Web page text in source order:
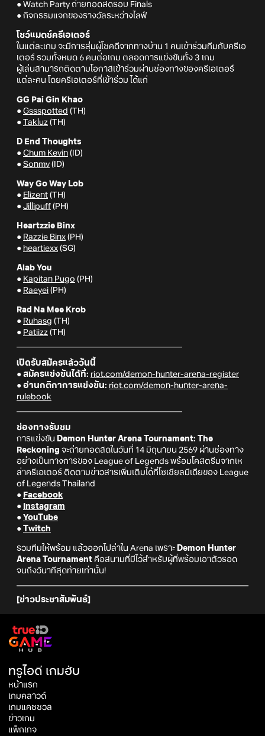
● Watch Party ถ่ายทอดสดรอบ Finals
● กิจกรรมแจกของรางวัลระหว่างไลฟ์
โชว์แมตช์ครีเอเตอร์
ในแต่ละเกม จะมีการสุ่มผู้โชคดีจากทางบ้าน 1 คนเข้าร่วมทีมกับครีเอ
เตอร์ รวมทั้งหมด 6 คนต่อเกม ตลอดการแข่งขันทั้ง 3 เกม
ผู้เล่นสามารถติดตามโอกาสเข้าร่วมผ่านช่องทางของครีเอเตอร์
แต่ละคน โดยครีเอเตอร์ที่เข้าร่วม ได้แก่
GG Pai Gin Khao
● Gssspotted (TH)
● Takluz (TH)
D End Thoughts
● Chum Kevin (ID)
● Sonmv (ID)
Way Go Way Lob
● Elizent (TH)
● Jillipuff (PH)
Heartzzie Binx
● Razzie Binx (PH)
● heartiexx (SG)
Alab You
● Kapitan Pugo (PH)
● Raeyei (PH)
Rad Na Mee Krob
● Ruhasg (TH)
● Patiizz (TH)
เปิดรับสมัครแล้ววันนี้
● สมัครแข่งขันได้ที่: riot.com/demon-hunter-arena-register
● อ่านกติกาการแข่งขัน: riot.com/demon-hunter-arena-
rulebook
ช่องทางรับชม
การแข่งขัน Demon Hunter Arena Tournament: The
Reckoning จะถ่ายทอดสดในวันที่ 14 มิถุนายน 2569 ผ่านช่องทาง
อย่างเป็นทางการของ League of Legends พร้อมโคสตรีมจากเห
ล่าครีเอเตอร์ ติดตามข่าวสารเพิ่มเติมได้ที่โซเชียลมีเดียของ League
of Legends Thailand
● Facebook
● Instagram
● YouTube
●
Twitch
รวมทีมให้พร้อม แล้วออกไปล่าใน Arena เพราะ Demon Hunter
Arena Tournament คือสนามที่มีไว้สำหรับผู้ที่พร้อมเอาตัวรอด
จนถึงวินาทีสุดท้ายเท่านั้น!
[ข่าวประชาสัมพันธ์]
ทรูไอดี เกมฮับ
หน้าแรก
เกมคลาวด์
เกมแคชชวล
ข่าวเกม
แพ็กเกจ